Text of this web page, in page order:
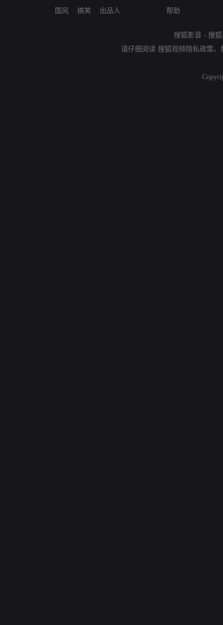
国风
搞笑
出品人
帮助
搜狐影音 - 搜
请仔细阅读 搜狐视频隐私政策、